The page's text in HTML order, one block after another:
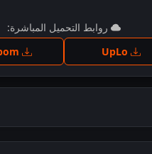
اضغط للمشاهدة
روابط التحميل المباشرة: